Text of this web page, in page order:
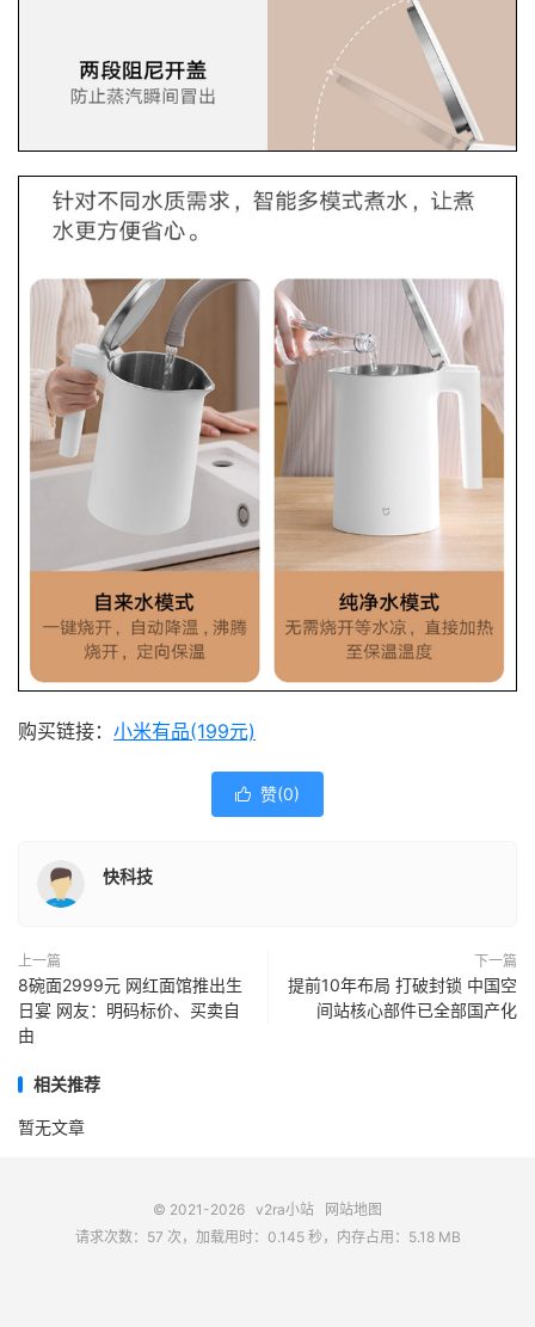
购买链接： 小米有品(199元)
 赞(0)
快科技
上一篇
8碗面2999元 网红面馆推出生
日宴 网友：明码标价、买卖自
由
下一篇
提前10年布局 打破封锁 中国空
间站核心部件已全部国产化
相关推荐
暂无文章
© 2021-2026 v2ra小站
网站地图
请求次数：57 次，加载用时：0.145 秒，内存占用：5.18 MB